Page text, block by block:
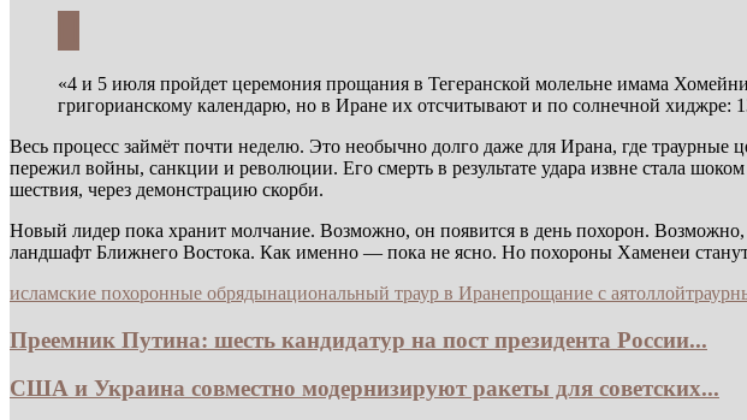
«4 и 5 июля пройдет церемония прощания в Тегеранской молельне имама
григорианскому календарю, но в Иране их отсчитывают и по солнечной хиджре:
Весь процесс займёт почти неделю. Это необычно долго даже для Ирана, где
пережил войны, санкции и революции. Его смерть в результате удара извне стала
шествия, через демонстрацию скорби.
Новый лидер пока хранит молчание. Возможно, он появится в день похорон.
ландшафт Ближнего Востока. Как именно — пока не ясно. Но похороны Хаменеи станут
исламские похоронные обрядынациональный траур в Иранепрощание с аятоллой
Преемник Путина: шесть кандидатур на пост президента России...
США и Украина совместно модернизируют ракеты для советских...